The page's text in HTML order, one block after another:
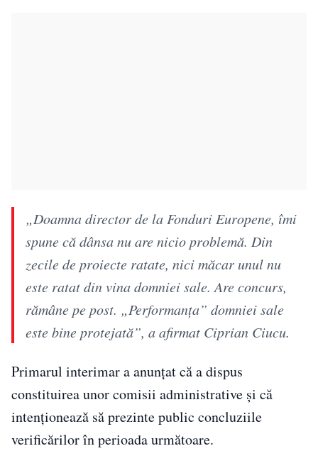
„Doamna director de la Fonduri Europene, îmi
spune că dânsa nu are nicio problemă. Din
zecile de proiecte ratate, nici măcar unul nu
este ratat din vina domniei sale. Are concurs,
rămâne pe post. „Performanța” domniei sale
este bine protejată”, a afirmat Ciprian Ciucu.
Primarul interimar a anunțat că a dispus
constituirea unor comisii administrative și că
intenționează să prezinte public concluziile
verificărilor în perioada următoare.